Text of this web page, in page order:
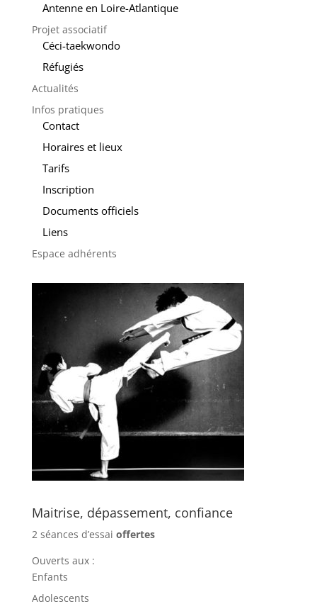
Antenne en Loire-Atlantique
Projet associatif
Céci-taekwondo
Réfugiés
Actualités
Infos pratiques
Contact
Horaires et lieux
Tarifs
Inscription
Documents officiels
Liens
Espace adhérents
Maitrise, dépassement, confiance
2 séances d’essai offertes
Ouverts aux :
Enfants
Adolescents